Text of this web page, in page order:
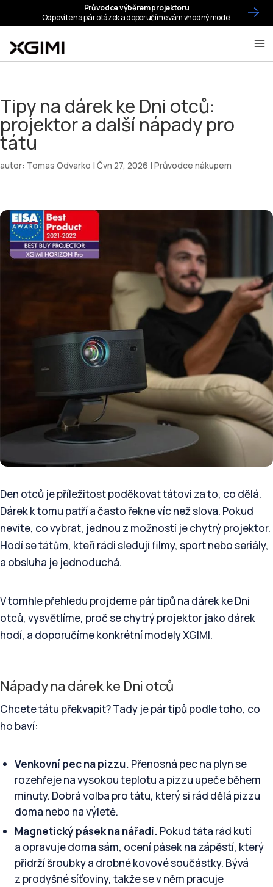
Tipy na dárek ke Dni otců:
projektor a další nápady pro
tátu
autor: Tomas Odvarko | Čvn 27, 2026 | Průvodce nákupem
Den otců je příležitost poděkovat tátovi za to, co dělá.
Dárek k tomu patří a často řekne víc než slova. Pokud
nevíte, co vybrat, jednou z možností je chytrý projektor.
Hodí se tátům, kteří rádi sledují filmy, sport nebo seriály,
a obsluha je jednoduchá.
V tomhle přehledu projdeme pár tipů na dárek ke Dni
otců, vysvětlíme, proč se chytrý projektor jako dárek
hodí, a doporučíme konkrétní modely XGIMI.
Nápady na dárek ke Dni otců
Chcete tátu překvapit? Tady je pár tipů podle toho, co
ho baví:
Venkovní pec na pizzu. Přenosná pec na plyn se
rozehřeje na vysokou teplotu a pizzu upeče během
minuty. Dobrá volba pro tátu, který si rád dělá pizzu
doma nebo na výletě.
Magnetický pásek na nářadí. Pokud táta rád kutí
a opravuje doma sám, ocení pásek na zápěstí, který
přidrží šroubky a drobné kovové součástky. Bývá
z prodyšné síťoviny, takže se v něm pracuje